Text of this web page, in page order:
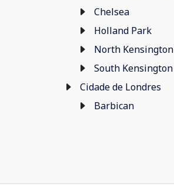
Chelsea
Holland Park
North Kensington
South Kensington
Cidade de Londres
Barbican